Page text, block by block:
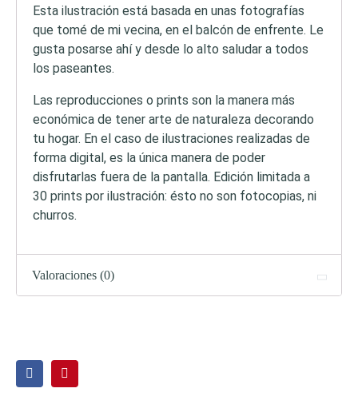
Esta ilustración está basada en unas fotografías
que tomé de mi vecina, en el balcón de enfrente. Le
gusta posarse ahí y desde lo alto saludar a todos
los paseantes.
Las reproducciones o prints son la manera más
económica de tener arte de naturaleza decorando
tu hogar. En el caso de ilustraciones realizadas de
forma digital, es la única manera de poder
disfrutarlas fuera de la pantalla. Edición limitada a
30 prints por ilustración: ésto no son fotocopias, ni
churros.
Valoraciones (0)